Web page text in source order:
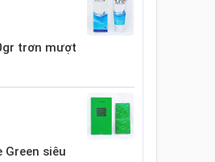
trơn mượt
siêu